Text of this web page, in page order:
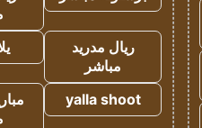
ريال مدريد
مباشر
yalla shoot